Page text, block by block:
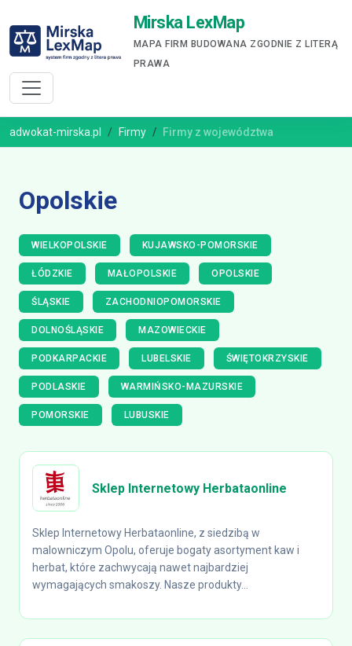
Mirska LexMap
MAPA FIRM BUDOWANA ZGODNIE Z LITERĄ
PRAWA
adwokat-mirska.pl Firmy Firmy z województwa
Opolskie
WIELKOPOLSKIE KUJAWSKO-POMORSKIE
ŁÓDZKIE MAŁOPOLSKIE OPOLSKIE
ŚLĄSKIE ZACHODNIOPOMORSKIE
DOLNOŚLĄSKIE MAZOWIECKIE
PODKARPACKIE LUBELSKIE ŚWIĘTOKRZYSKIE
PODLASKIE WARMIŃSKO-MAZURSKIE
POMORSKIE LUBUSKIE
Sklep Internetowy Herbataonline
Sklep Internetowy Herbataonline, z siedzibą w
malowniczym Opolu, oferuje bogaty asortyment kaw i
herbat, które zachwycają nawet najbardziej
wymagających smakoszy. Nasze produkty...